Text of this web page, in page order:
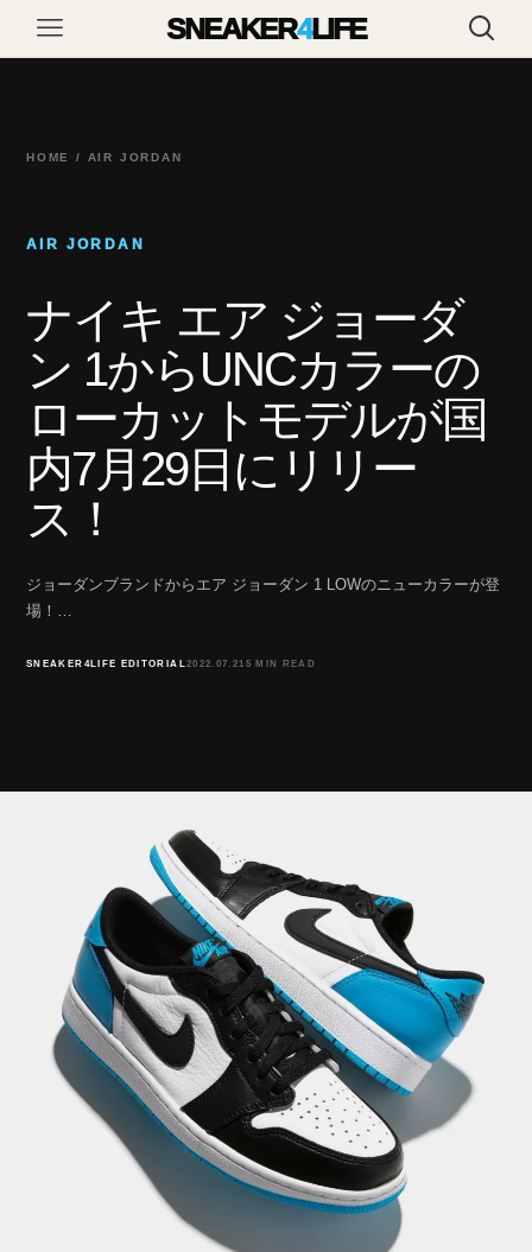
SNEAKER4LIFE
HOME / AIR JORDAN
AIR JORDAN
ナイキ エア ジョーダ
ン 1からUNCカラーの
ローカットモデルが国
内7月29日にリリー
ス！
ジョーダンブランドからエア ジョーダン 1 LOWのニューカラーが登
場！…
SNEAKER4LIFE EDITORIAL2022.07.21 5 MIN READ